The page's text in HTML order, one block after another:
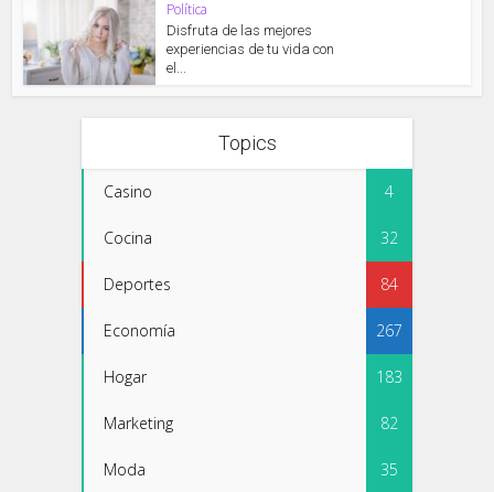
Política
Disfruta de las mejores
experiencias de tu vida con
el...
Topics
Casino 4
Cocina 32
Deportes 84
Economía 267
Hogar 183
Marketing 82
Moda 35